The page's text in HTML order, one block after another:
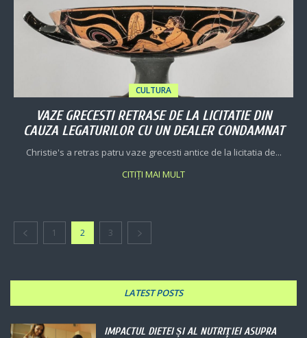
CULTURA
VAZE GRECESTI RETRASE DE LA LICITATIE DIN
CAUZA LEGATURILOR CU UN DEALER CONDAMNAT
Christie's a retras patru vaze grecesti antice de la licitatia de...
CITIȚI MAI MULT
1 2 3
LATEST POSTS
IMPACTUL DIETEI ȘI AL NUTRIȚIEI ASUPRA